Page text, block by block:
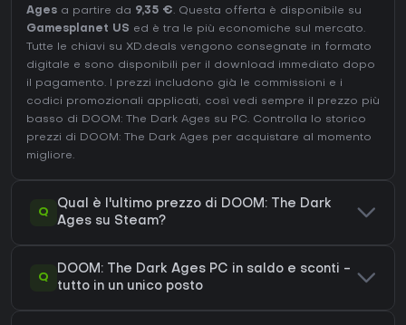
Ages a partire da 9,35 €. Questa offerta è disponibile su
Gamesplanet US ed è tra le più economiche sul mercato.
Tutte le chiavi su XD.deals vengono consegnate in formato
digitale e sono disponibili per il download immediato dopo
il pagamento. I prezzi includono già le commissioni e i
codici promozionali applicati, così vedi sempre il prezzo più
basso di DOOM: The Dark Ages su PC. Controlla lo storico
prezzi di DOOM: The Dark Ages per acquistare al momento
migliore.
Q
Qual è l'ultimo prezzo di DOOM: The Dark
Ages su Steam?
Q
DOOM: The Dark Ages PC in saldo e sconti -
tutto in un unico posto